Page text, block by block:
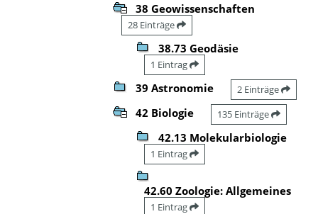
38 Geowissenschaften
28 Einträge
38.73 Geodäsie
1 Eintrag
39 Astronomie 2 Einträge
42 Biologie 135 Einträge
42.13 Molekularbiologie
1 Eintrag
42.60 Zoologie: Allgemeines
1 Eintrag